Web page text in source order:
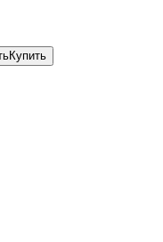
Купить